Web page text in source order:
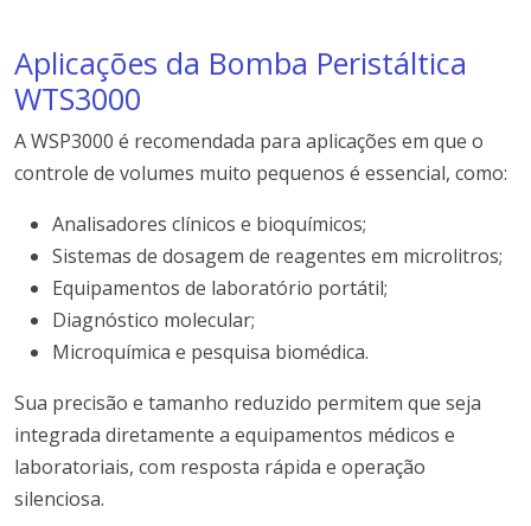
Aplicações da Bomba Peristáltica
WTS3000
A WSP3000 é recomendada para aplicações em que o
controle de volumes muito pequenos é essencial, como:
Analisadores clínicos e bioquímicos;
Sistemas de dosagem de reagentes em microlitros;
Equipamentos de laboratório portátil;
Diagnóstico molecular;
Microquímica e pesquisa biomédica.
Sua precisão e tamanho reduzido permitem que seja
integrada diretamente a equipamentos médicos e
laboratoriais, com resposta rápida e operação
silenciosa.